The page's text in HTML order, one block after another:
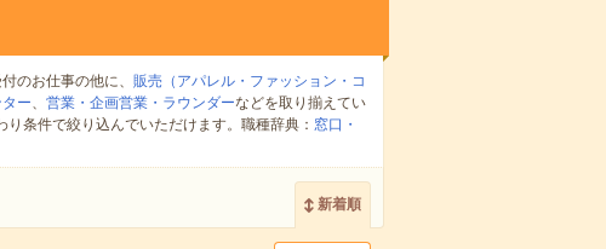
のお仕事の他に、 販売（アパレル・ファッション・コ
ー、 営業・企画営業・ラウンダーなどを取り揃えてい
り条件で絞り込んでいただけます。職種辞典： 窓口・
新着順